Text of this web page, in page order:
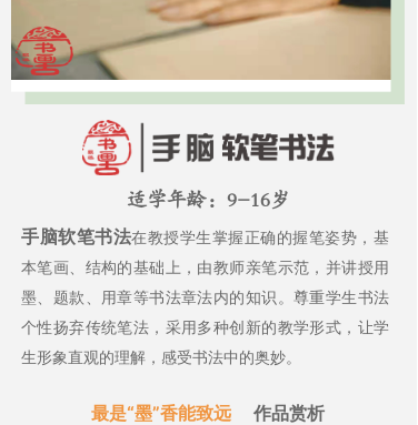
手脑软笔书法在教授学生掌握正确的握笔姿势，基
本笔画、结构的基础上，由教师亲笔示范，并讲授用
墨、题款、用章等书法章法内的知识。尊重学生书法
个性扬弃传统笔法，采用多种创新的教学形式，让学
生形象直观的理解，感受书法中的奥妙。
适学年龄：9-16岁
最是“墨”香能致远 作品赏析